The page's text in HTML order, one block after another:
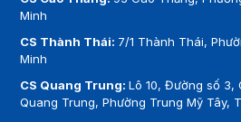
Minh
CS Thành Thái: 7/1 Thành Thái,
Minh
CS Quang Trung:Lô 10, Đường số 3,
Quang Trung, Phường Trung Mỹ Tây,